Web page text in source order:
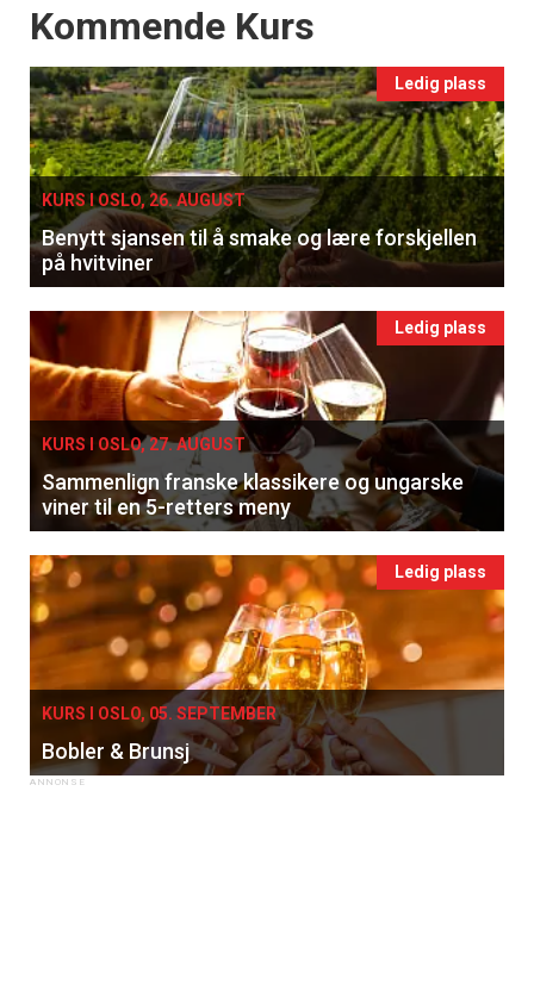
Events
Kommende Kurs
Ledig plass
KURS I OSLO, 26. AUGUST
Benytt sjansen til å smake og lære forskjellen
på hvitviner
Ledig plass
KURS I OSLO, 27. AUGUST
Sammenlign franske klassikere og ungarske
viner til en 5-retters meny
Ledig plass
KURS I OSLO, 05. SEPTEMBER
Bobler & Brunsj